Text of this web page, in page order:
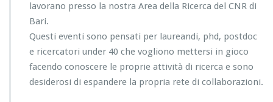
lavorano presso la nostra Area della Ricerca del CNR di
Bari.
Questi eventi sono pensati per laureandi, phd, postdoc
e ricercatori under 40 che vogliono mettersi in gioco
facendo conoscere le proprie attività di ricerca e sono
desiderosi di espandere la propria rete di collaborazioni.